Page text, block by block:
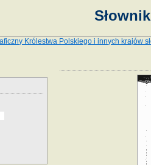
Królestwa Polskiego i innych krajów